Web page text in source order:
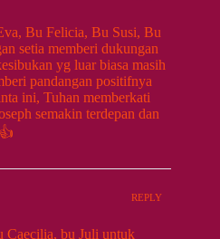
Bu Felicia, Bu Susi, Bu
setia memberi dukungan
yg luar biasa masih
pandangan positifnya
ini, Tuhan memberkati
semakin terdepan dan
REPLY
Caecilia, bu Juli untuk